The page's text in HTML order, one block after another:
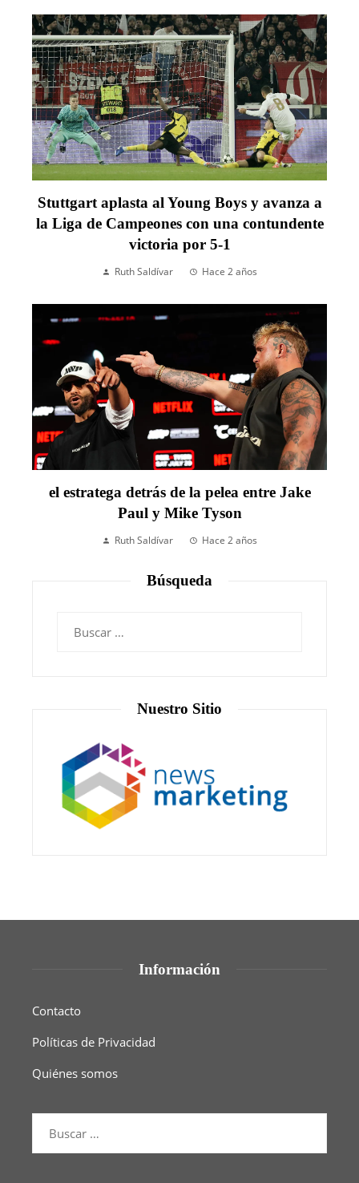
Stuttgart aplasta al Young Boys y avanza a
la Liga de Campeones con una contundente
victoria por 5-1
Ruth Saldívar Hace 2 años
el estratega detrás de la pelea entre Jake
Paul y Mike Tyson
Ruth Saldívar Hace 2 años
Búsqueda
Nuestro Sitio
Información
Contacto
Políticas de Privacidad
Quiénes somos